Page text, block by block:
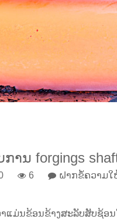
ານ forgings
6 ຝາກຂໍ້ຄວາມໃ
ແມ່ນຂ້ອນຂ້າງສະລັບສັບຊ້ອ